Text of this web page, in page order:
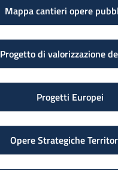
Mappa cantieri opere
Progetto di valorizzazione
Progetti Europei
Opere Strategiche